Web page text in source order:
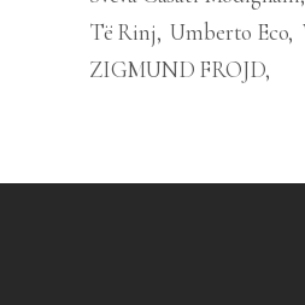
Të Rinj Umberto Eco
ZIGMUND FROJD